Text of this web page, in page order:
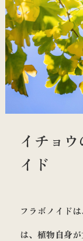
イチョ
イド
フラボノイド
は、植物自身